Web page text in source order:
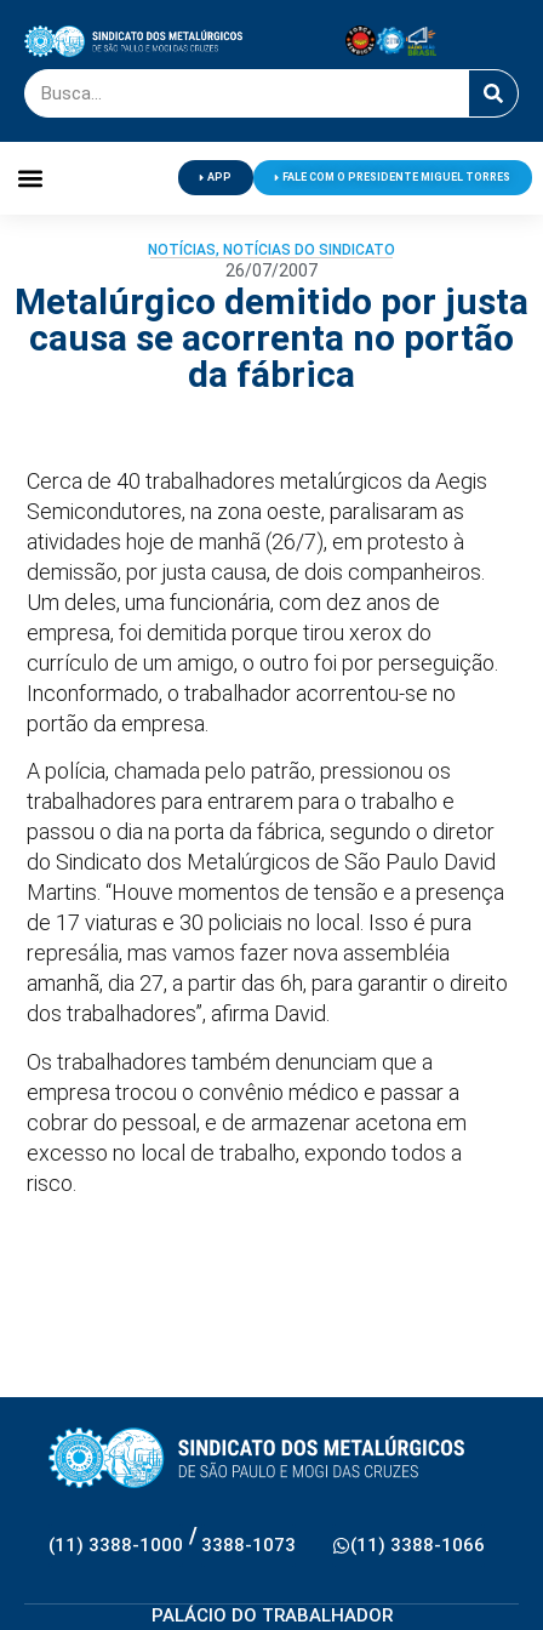
APP FALE COM O PRESIDENTE MIGUEL TORRES
NOTÍCIAS, NOTÍCIAS DO SINDICATO
26/07/2007
Metalúrgico demitido por justa
causa se acorrenta no portão
da fábrica
Cerca de 40 trabalhadores metalúrgicos da Aegis
Semicondutores, na zona oeste, paralisaram as
atividades hoje de manhã (26/7), em protesto à
demissão, por justa causa, de dois companheiros.
Um deles, uma funcionária, com dez anos de
empresa, foi demitida porque tirou xerox do
currículo de um amigo, o outro foi por perseguição.
Inconformado, o trabalhador acorrentou-se no
portão da empresa.
A polícia, chamada pelo patrão, pressionou os
trabalhadores para entrarem para o trabalho e
passou o dia na porta da fábrica, segundo o diretor
do Sindicato dos Metalúrgicos de São Paulo David
Martins. “Houve momentos de tensão e a presença
de 17 viaturas e 30 policiais no local. Isso é pura
represália, mas vamos fazer nova assembléia
amanhã, dia 27, a partir das 6h, para garantir o direito
dos trabalhadores”, afirma David.
Os trabalhadores também denunciam que a
empresa trocou o convênio médico e passar a
cobrar do pessoal, e de armazenar acetona em
excesso no local de trabalho, expondo todos a
risco.
(11) 3388-1000 / 3388-1073 (11) 3388-1066
PALÁCIO DO TRABALHADOR